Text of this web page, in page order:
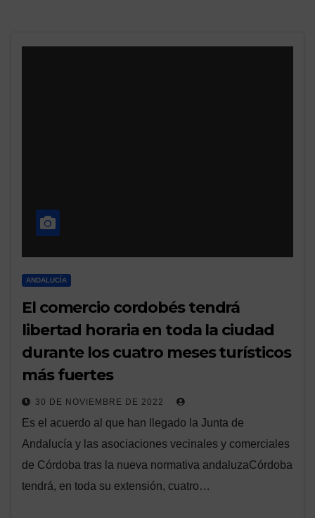
ANDALUCÍA
El comercio cordobés tendrá
libertad horaria en toda la ciudad
durante los cuatro meses turísticos
más fuertes
30 DE NOVIEMBRE DE 2022
Es el acuerdo al que han llegado la Junta de
Andalucía y las asociaciones vecinales y comerciales
de Córdoba tras la nueva normativa andaluzaCórdoba
tendrá, en toda su extensión, cuatro…